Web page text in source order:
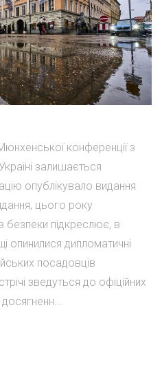
конференції з
залишається
опублікувало видання
цього року
підкреслює, в
опинилися дипломатичні
посадовців
зведуться до офіційних